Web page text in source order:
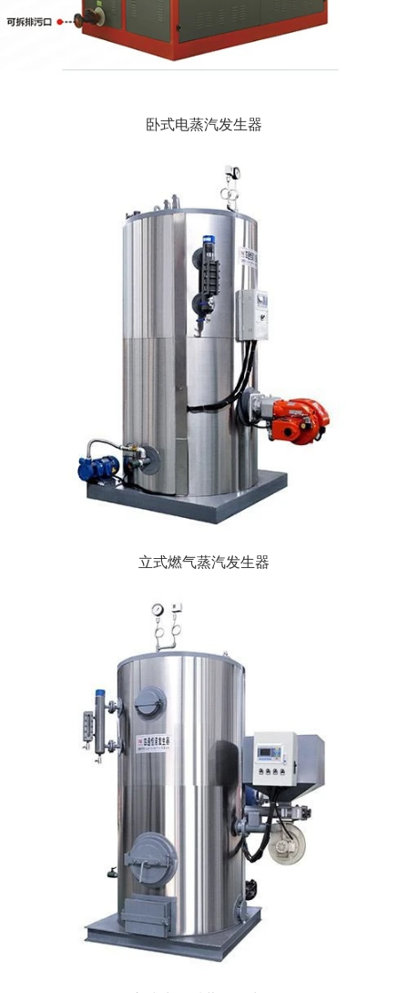
卧式电蒸汽发生器
立式燃气蒸汽发生器